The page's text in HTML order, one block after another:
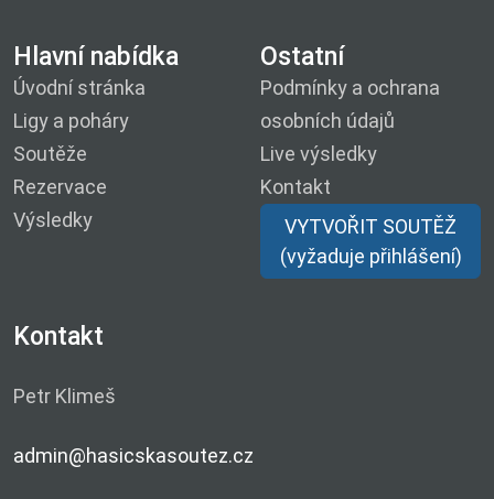
Hlavní nabídka
Úvodní stránka
Ligy a poháry
Soutěže
Rezervace
Výsledky
Ostatní
Podmínky a ochrana
osobních údajů
Live výsledky
Kontakt
VYTVOŘIT SOUTĚŽ
(vyžaduje přihlášení)
Kontakt
Petr Klimeš
admin@hasicskasoutez.cz